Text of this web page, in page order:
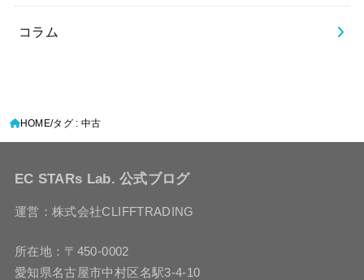
コラム
HOME タグ : 中古
EC STARs Lab. 公式ブログ
運営：株式会社CLIFFTRADING
所在地：〒450-0002
愛知県名古屋市中村区名駅3-4-10